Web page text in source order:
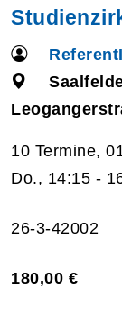
10 Termine,
Do., 14:15 -
26-3-42002
180,00 €